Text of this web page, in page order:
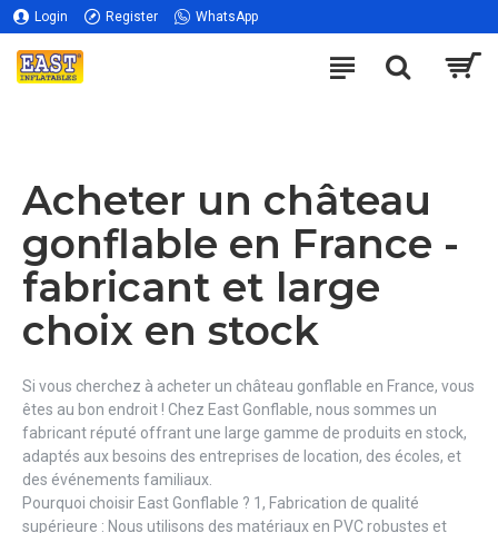
Login Register WhatsApp
Acheter un château
gonflable en France -
fabricant et large
choix en stock
Si vous cherchez à acheter un château gonflable en France, vous
êtes au bon endroit ! Chez East Gonflable, nous sommes un
fabricant réputé offrant une large gamme de produits en stock,
adaptés aux besoins des entreprises de location, des écoles, et
des événements familiaux.
Pourquoi choisir East Gonflable ? 1, Fabrication de qualité
supérieure : Nous utilisons des matériaux en PVC robustes et